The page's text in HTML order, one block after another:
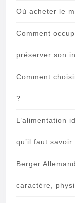
Où acheter le
Comment
préserver son
Comment
?
L’alimentation
qu’il faut savoir
Berger
caractère,